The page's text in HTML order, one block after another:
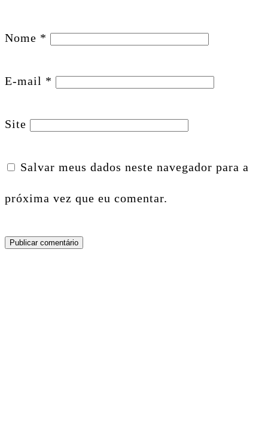
Nome *
E-mail *
Site
Salvar meus dados neste navegador para a
próxima vez que eu comentar.